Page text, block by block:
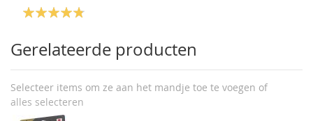
Gerelateerde producten
Selecteer items om ze aan het mandje toe te voegen of
alles selecteren